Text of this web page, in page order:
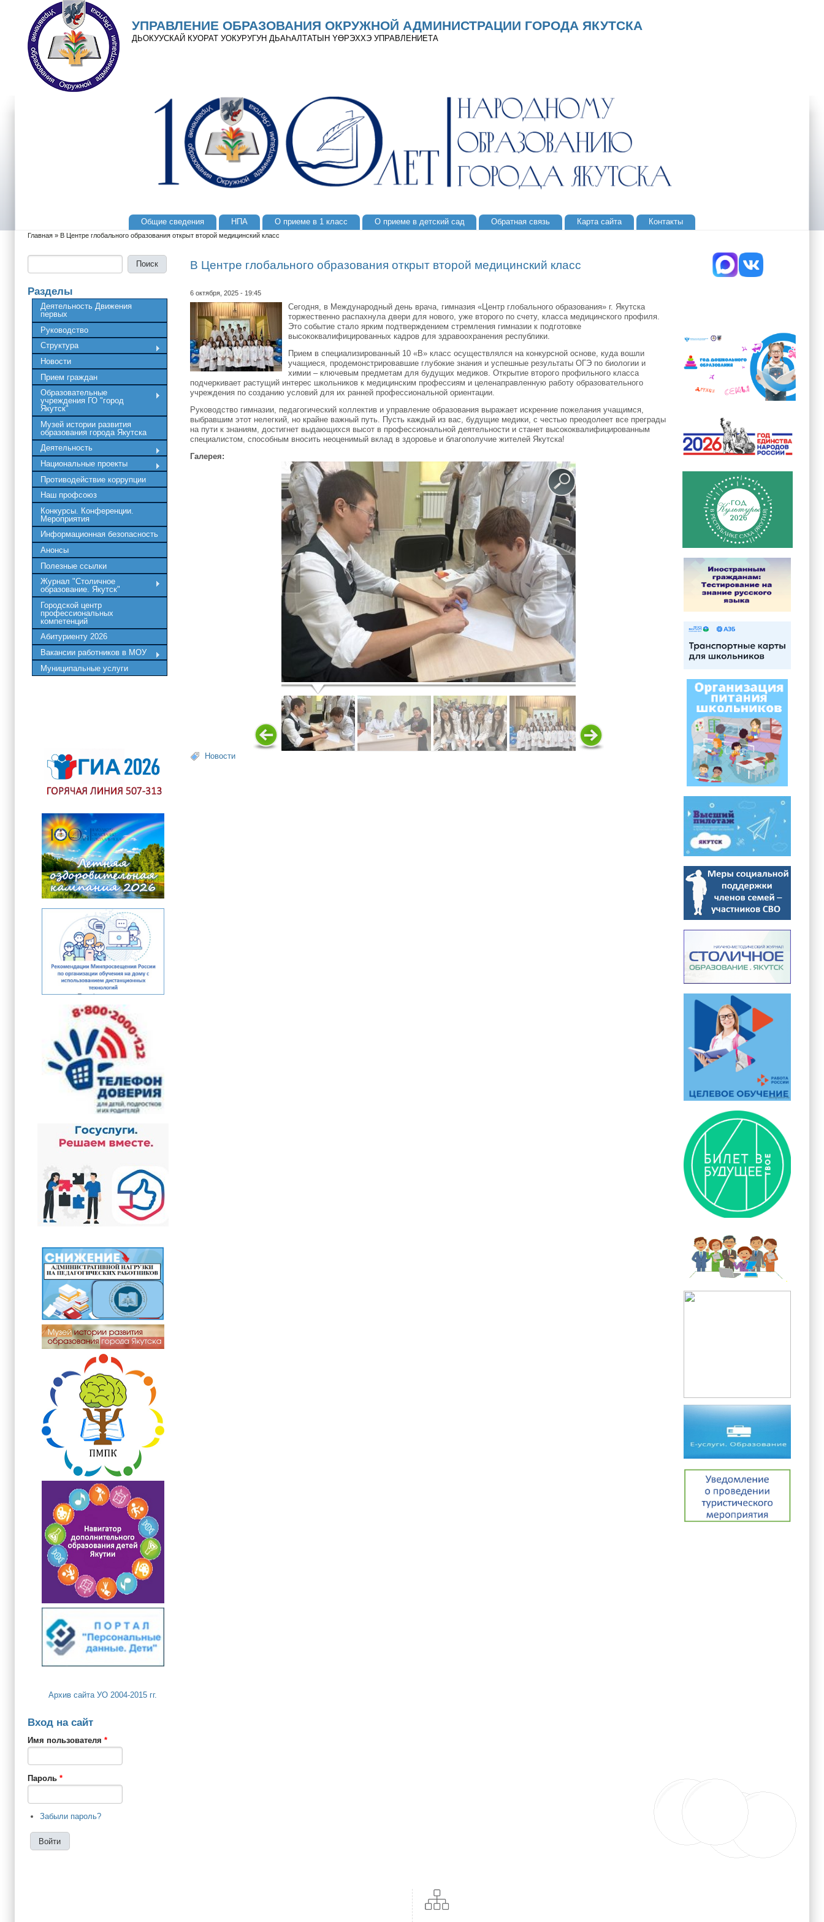
Перейти к основному содержанию
Skip to search
УПРАВЛЕНИЕ ОБРАЗОВАНИЯ ОКРУЖНОЙ АДМИНИСТРАЦИИ ГОРОДА ЯКУТСКА
ДЬОКУУСКАЙ КУОРАТ УОКУРУГУН ДЬАҺАЛТАТЫН YӨРЭХХЭ УПРАВЛЕНИЕТА
Общие сведения НПА О приеме в 1 класс О приеме в детский сад Обратная связь Карта сайта Контакты
Вы здесь
Главная » В Центре глобального образования открыт второй медицинский класс
Разделы
Деятельность Движения
первых
Руководство
Структура
Новости
Прием граждан
Образовательные
учреждения ГО "город
Якутск"
Музей истории развития
образования города Якутска
Деятельность
Национальные проекты
Противодействие коррупции
Наш профсоюз
Конкурсы. Конференции.
Мероприятия
Информационная безопасность
Анонсы
Полезные ссылки
Журнал "Столичное
образование. Якутск"
Городской центр
профессиональных
компетенций
Абитуриенту 2026
Вакансии работников в МОУ
Муниципальные услуги
Архив сайта УО 2004-2015 гг.
Вход на сайт
Имя пользователя *
Пароль *
Забыли пароль?
В Центре глобального образования открыт второй медицинский класс
6 октября, 2025 - 19:45
Сегодня, в Международный день врача, гимназия «Центр глобального образования» г. Якутска
торжественно распахнула двери для нового, уже второго по счету, класса медицинского профиля.
Это событие стало ярким подтверждением стремления гимназии к подготовке
высококвалифицированных кадров для здравоохранения республики.
Прием в специализированный 10 «В» класс осуществлялся на конкурсной основе, куда вошли
учащиеся, продемонстрировавшие глубокие знания и успешные результаты ОГЭ по биологии и
химии – ключевым предметам для будущих медиков. Открытие второго профильного класса
подчеркивает растущий интерес школьников к медицинским профессиям и целенаправленную работу образовательного
учреждения по созданию условий для их ранней профессиональной ориентации.
Руководство гимназии, педагогический коллектив и управление образования выражает искренние пожелания учащимся,
выбравшим этот нелегкий, но крайне важный путь. Пусть каждый из вас, будущие медики, с честью преодолеет все преграды
на пути к знаниям, достигнет выдающихся высот в профессиональной деятельности и станет высококвалифицированным
специалистом, способным вносить неоценимый вклад в здоровье и благополучие жителей Якутска!
Галерея:
Новости